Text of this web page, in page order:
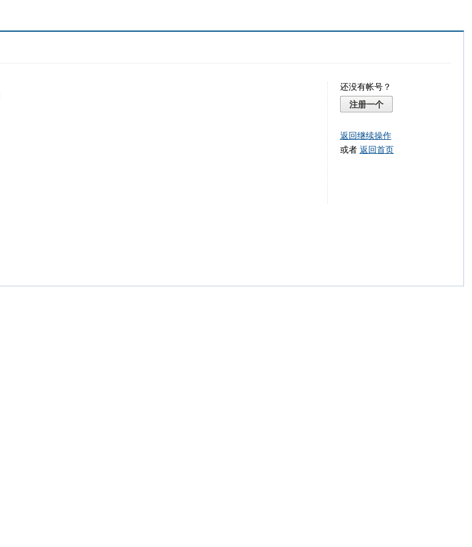
还没有帐号？
注册一个
返回继续操作
或者 返回首页